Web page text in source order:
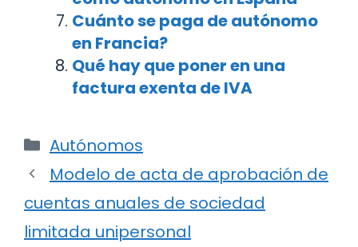
Cuánto se paga de autónomo
en Francia?
Qué hay que poner en una
factura exenta de IVA
Categorías
Autónomos
Navegación
de
entradas
Modelo de acta de aprobación de
cuentas anuales de sociedad
limitada unipersonal